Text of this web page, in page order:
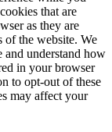
that are
as they are
of the website. We
and understand how
in your browser
to opt-out of these
may affect your